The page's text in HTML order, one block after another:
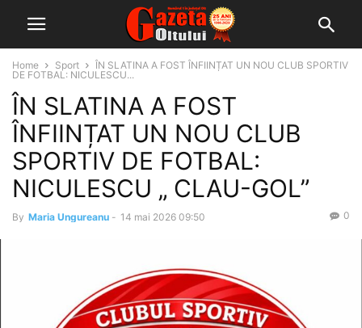
Home Sport
ÎN SLATINA A FOST ÎNFIINȚAT UN NOU CLUB SPORTIV
DE FOTBAL: NICULESCU...
ÎN SLATINA A FOST
ÎNFIINȚAT UN NOU CLUB
SPORTIV DE FOTBAL:
NICULESCU „ CLAU-GOL”
By Maria Ungureanu - 14 mai 2026 09:50 0